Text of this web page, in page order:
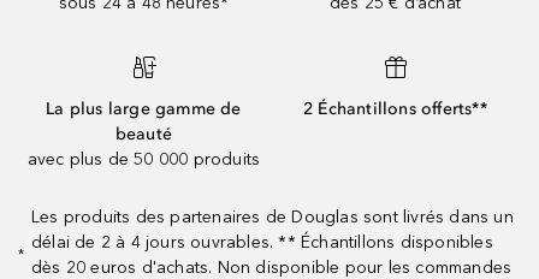
La plus large gamme de
beauté
avec plus de 50 000 produits
2 Échantillons offerts**
*
Les produits des partenaires de Douglas sont livrés dans un
délai de 2 à 4 jours ouvrables. ** Échantillons disponibles
dès 20 euros d'achats. Non disponible pour les commandes